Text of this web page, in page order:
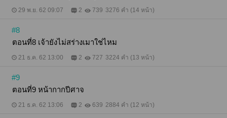
29 พ.ย. 62 09:07 2 739 3276 คำ (14 หน้า)
#8
ตอนที่8 เจ้ายังไม่สร่างเมาใช่ไหม
21 ธ.ค. 62 13:00 2 727 3224 คำ (13 หน้า)
#9
ตอนที่9 หน้ากากปีศาจ
21 ธ.ค. 62 13:06 2 639 2884 คำ (12 หน้า)